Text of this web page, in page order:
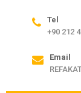
Tel
+90 212
Email